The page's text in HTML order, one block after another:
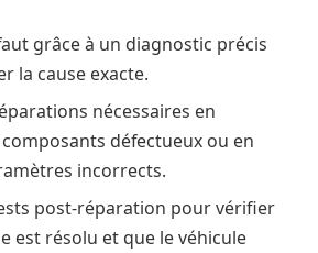
grâce à un diagnostic précis
la cause exacte.
nécessaires en
défectueux ou en
incorrects.
post-réparation pour vérifier
est résolu et que le véhicule